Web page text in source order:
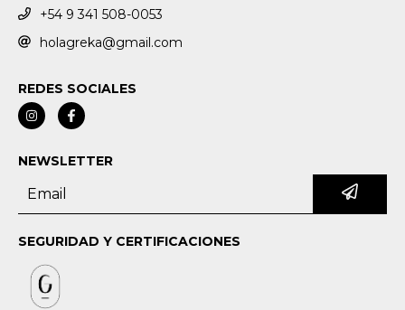
+54 9 341 508-0053
holagreka@gmail.com
REDES SOCIALES
NEWSLETTER
SEGURIDAD Y CERTIFICACIONES